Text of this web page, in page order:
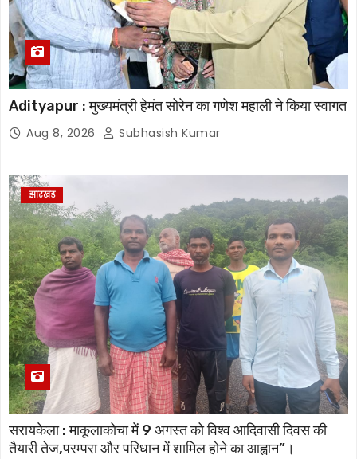
Adityapur : मुख्यमंत्री हेमंत सोरेन का गणेश महाली ने किया स्वागत
Aug 8, 2026 Subhasish Kumar
झारखंड
सरायकेला : माकूलाकोचा में 9 अगस्त को विश्व आदिवासी दिवस की
तैयारी तेज,परम्परा और परिधान में शामिल होने का आह्वान”।